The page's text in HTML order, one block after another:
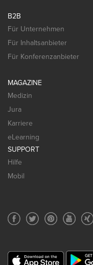
B2B
Für Unternehmen
Für Inhaltsanbieter
Für Konferenzanbieter
MAGAZINE
Medizin
Jura
Karriere
eLearning
SUPPORT
Hilfe
Mobil